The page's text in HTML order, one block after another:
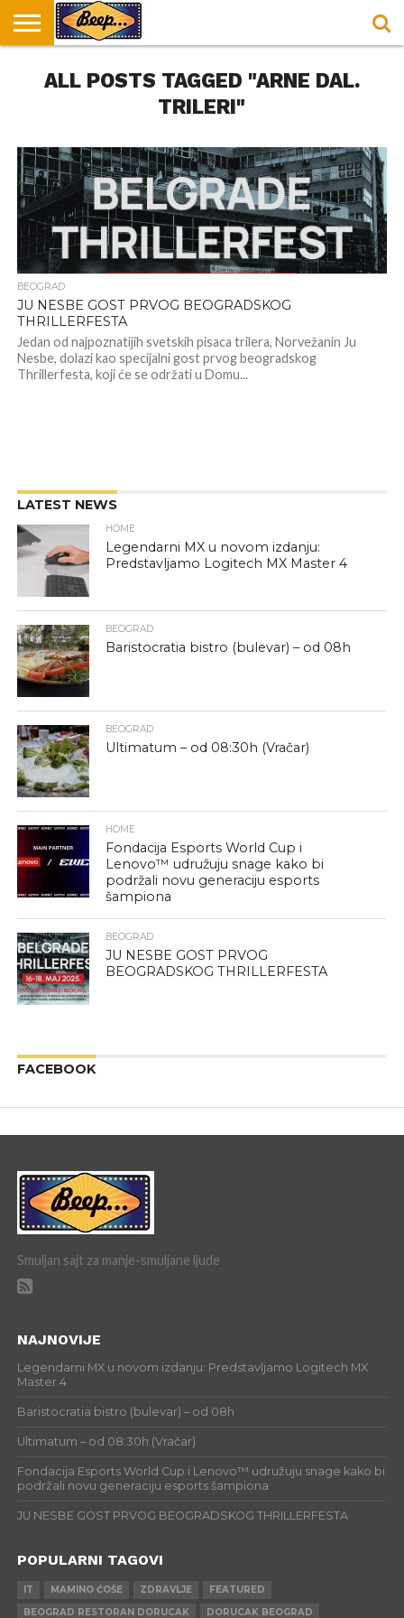
DORUČAK
U
SVAKODNEVICA
ENTERTAINMENT
LOKACIJE
ZA
HRANA I
RECEPTI
NEPUSACKI
LOKALI
ALL POSTS TAGGED "ARNE DAL.
TRILERI"
BEOGRAD
JU NESBE GOST PRVOG BEOGRADSKOG
THRILLERFESTA
Jedan od najpoznatijih svetskih pisaca trilera, Norvežanin Ju
Nesbe, dolazi kao specijalni gost prvog beogradskog
Thrillerfesta, koji će se održati u Domu...
LATEST NEWS
HOME
Legendarni MX u novom izdanju:
Predstavljamo Logitech MX Master 4
BEOGRAD
Baristocratia bistro (bulevar) – od 08h
BEOGRAD
Ultimatum – od 08:30h (Vračar)
HOME
Fondacija Esports World Cup i
Lenovo™ udružuju snage kako bi
podržali novu generaciju esports
šampiona
BEOGRAD
JU NESBE GOST PRVOG
BEOGRADSKOG THRILLERFESTA
FACEBOOK
Smuljan sajt za manje-smuljane ljude
NAJNOVIJE
Legendarni MX u novom izdanju: Predstavljamo Logitech MX
Master 4
Baristocratia bistro (bulevar) – od 08h
Ultimatum – od 08:30h (Vračar)
Fondacija Esports World Cup i Lenovo™ udružuju snage kako bi
podržali novu generaciju esports šampiona
JU NESBE GOST PRVOG BEOGRADSKOG THRILLERFESTA
POPULARNI TAGOVI
IT MAMINO ĆOŠE ZDRAVLJE
FEATURED
BEOGRAD RESTORAN DORUCAK
DORUCAK BEOGRAD